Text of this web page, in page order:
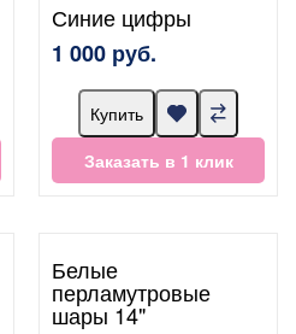
Синие цифры
1 000 руб.
Купить
Заказать в 1 клик
Белые
перламутровые
шары 14"